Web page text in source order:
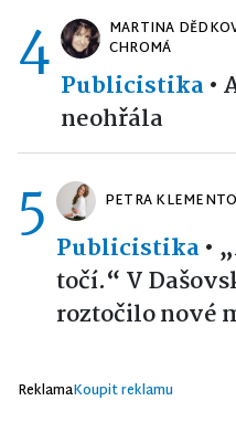
4
MARTINA
CHROMÁ
Publicistika•
neohřála
5 PETRA
Publicistika•
točí.“ V
roztočilo nové
ReklamaKoupit reklamu